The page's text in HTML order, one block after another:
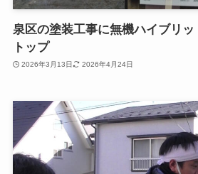
泉区の塗装工事に無機ハイブリ
トップ
2026年3月13日 2026年4月24日